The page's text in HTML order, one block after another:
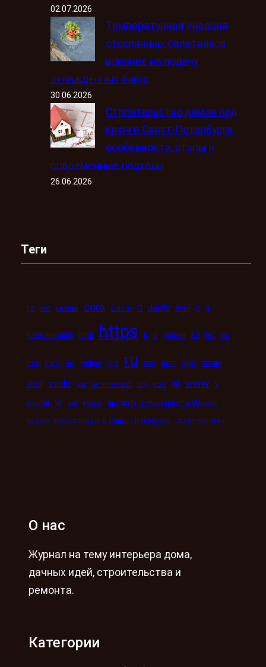
02.07.2026
Температурная инерция
стеклянных салатников:
влияние на подачу
охлаждённых блюд
30.06.2026
Строительство домов под
ключ в Санкт-Петербурге:
особенности, этапы и
современные подходы
26.06.2026
Теги
bb car casino com crucial d daichi dveri fi g
harmoniously html https ii iii iphone kz led les
mig mint mir online pro ru seo sms spb steam
stolf studio su technorosst utp was wi www x
xiaomi xn xxi кухни
продать антиквариат в Москве
скупка антиквариата в Санкт-Петербурге сплит-система
О нас
Журнал на тему интерьера дома,
дачных идей, строительства и
ремонта.
Категории